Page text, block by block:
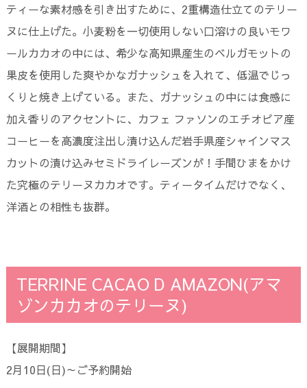
ティーな素材感を引き出すために、2重構造仕立てのテリー
ヌに仕上げた。小麦粉を一切使用しない口溶けの良いモワ
ールカカオの中には、希少な高知県産生のベルガモットの
果皮を使用した爽やかなガナッシュを入れて、低温でじっ
くりと焼き上げている。また、ガナッシュの中には食感に
加え香りのアクセントに、カフェ ファソンのエチオピア産
コーヒーを高濃度注出し漬け込んだ岩手県産シャインマス
カットの漬け込みセミドライレーズンが！手間ひまをかけ
た究極のテリーヌカカオです。ティータイムだけでなく、
洋酒との相性も抜群。
TERRINE CACAO D AMAZON(アマ
ゾンカカオのテリーヌ)
【展開期間】
2月10日(日)～ご予約開始